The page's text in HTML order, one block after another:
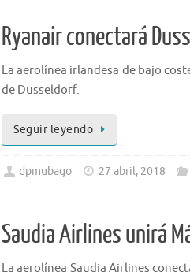
Ryanair conectará
La aerolínea irlandesa de bajo
de Dusseldorf.
Seguir leyendo
dpmubago 27 abril, 2018
Saudia Airlines unirá
La aerolínea Saudia Airlines